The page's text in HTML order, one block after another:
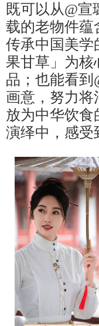
既可以从@宣
载的老物件蕴
传承中国美学
果甘草」为核
品；也能看到
画意，努力将
放为中华饮食
演绎中，感受